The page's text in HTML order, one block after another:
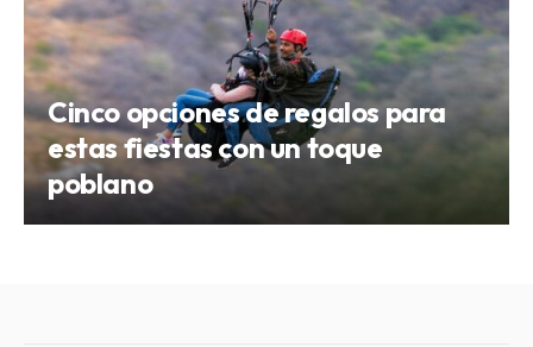
Cinco opciones de regalos para
estas fiestas con un toque
poblano